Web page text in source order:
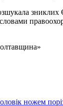
зниклих
ножем